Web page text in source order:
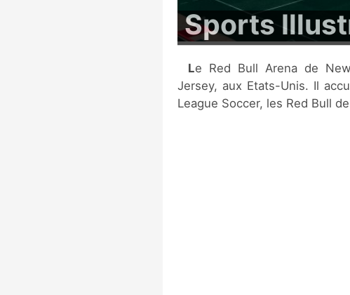
Sports
Le Red Bull Arena de New York est situé dans l'Etat du New
Jersey, aux Etats-Unis. Il
League Soccer, les Red Bull